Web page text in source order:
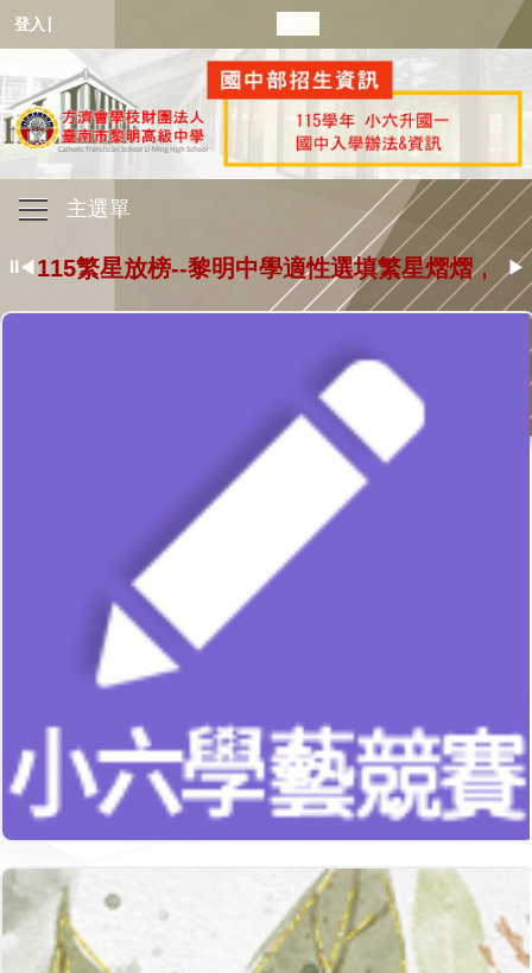
登入
主選單
⏸◀
115年度國一新生即將額滿，歡迎洽詢教務處
115繁星放榜--黎明中學適性選填繁星熠熠，
115繁星放榜--黎明中學適性選填繁星熠熠，
▶